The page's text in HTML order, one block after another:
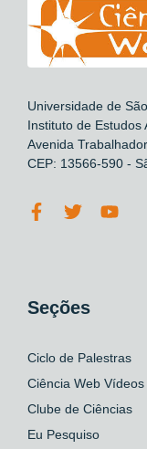
Universidade de
Instituto de Estudos
Avenida
CEP: 13566-590 -
Seções
Ciclo de Palestras
Ciência Web Vídeos
Clube de Ciências
Eu Pesquiso